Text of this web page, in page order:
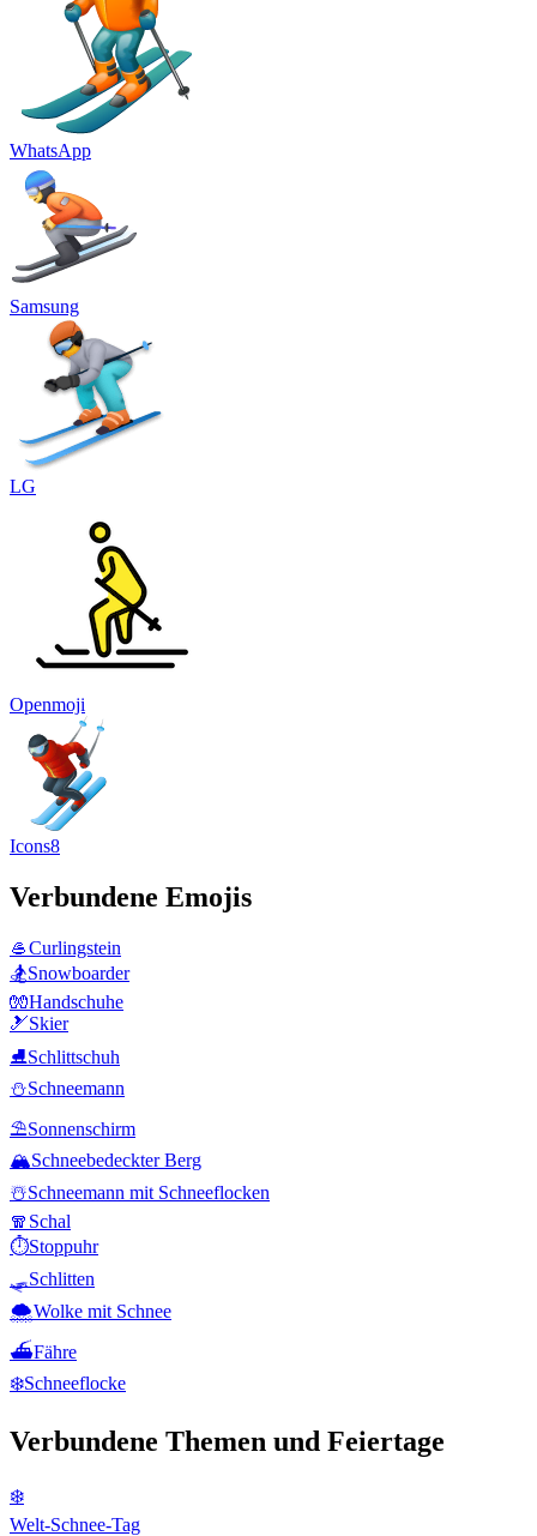
WhatsApp
Samsung
LG
Openmoji
Icons8
Verbundene Emojis
🥌Curlingstein
🏂Snowboarder
🧤Handschuhe
🎿Skier
⛸️Schlittschuh
⛄Schneemann
⛱️Sonnenschirm
🏔️Schneebedeckter Berg
☃️Schneemann mit Schneeflocken
🧣 Schal
⏱️Stoppuhr
🛷Schlitten
🌨️Wolke mit Schnee
⛴️Fähre
❄️Schneeflocke
Verbundene Themen und Feiertage
❄️
Welt-Schnee-Tag